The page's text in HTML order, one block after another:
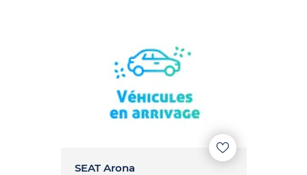
SEAT Arona